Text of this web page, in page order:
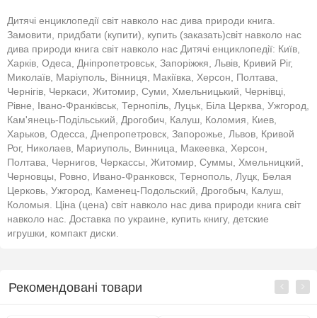
Дитячі енциклопедії світ навколо нас дива природи книга.
Замовити, придбати (купити), купить (заказать)світ навколо нас
дива природи книга світ навколо нас Дитячі енциклопедії: Київ,
Харків, Одеса, Дніпропетровськ, Запоріжжя, Львів, Кривий Ріг,
Миколаїв, Маріуполь, Вінниця, Макіївка, Херсон, Полтава,
Чернігів, Черкаси, Житомир, Суми, Хмельницький, Чернівці,
Рівне, Івано-Франківськ, Тернопіль, Луцьк, Біла Церква, Ужгород,
Кам'янець-Подільський, Дрогобич, Калуш, Коломия, Киев,
Харьков, Одесса, Днепропетровск, Запорожье, Львов, Кривой
Рог, Николаев, Мариуполь, Винница, Макеевка, Херсон,
Полтава, Чернигов, Черкассы, Житомир, Суммы, Хмельницкий,
Черновцы, Ровно, Ивано-Франковск, Тернополь, Луцк, Белая
Церковь, Ужгород, Каменец-Подольский, Дрогобыч, Калуш,
Коломыя. Ціна (цена) світ навколо нас дива природи книга світ
навколо нас. Доставка по украине, купить книгу, детские
игрушки, компакт диски.
Рекомендовані товари